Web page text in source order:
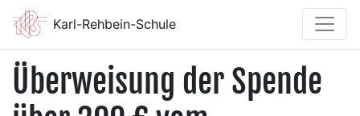
Karl-Rehbein-Schule
Überweisung der Spende